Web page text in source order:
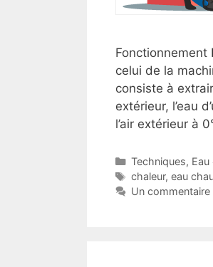
Fonctionnement
celui de la
consiste à
extérieur, l’eau
l’air extérieur à
Catégories
Techniques,
Étiquettes
chaleur, eau
Un commentaire